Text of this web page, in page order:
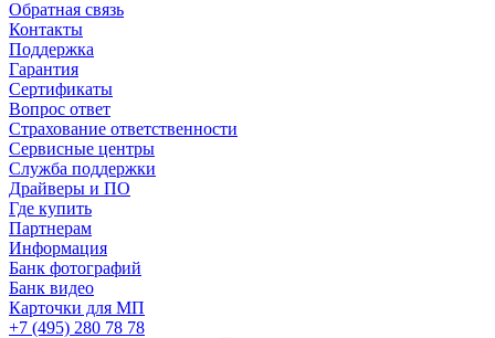
Обратная связь
Контакты
Поддержка
Гарантия
Сертификаты
Вопрос ответ
Страхование ответственности
Сервисные центры
Служба поддержки
Драйверы и ПО
Где купить
Партнерам
Информация
Банк фотографий
Банк видео
Карточки для МП
+7 (495) 280 78 78